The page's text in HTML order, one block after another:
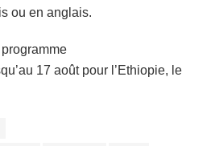
ou en anglais.
17 août pour l’Ethiopie, le